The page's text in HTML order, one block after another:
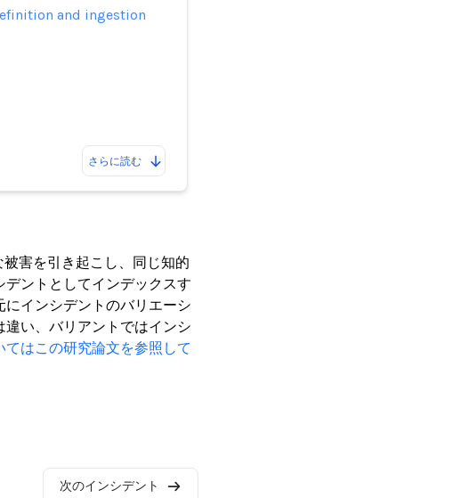
and ingestion
さらに読む
害を引き起こし、同じ知的
ントとしてインデックスす
インシデントのバリエーシ
い、バリアントではインシ
てはこの研究論文を参照して
次のインシデント